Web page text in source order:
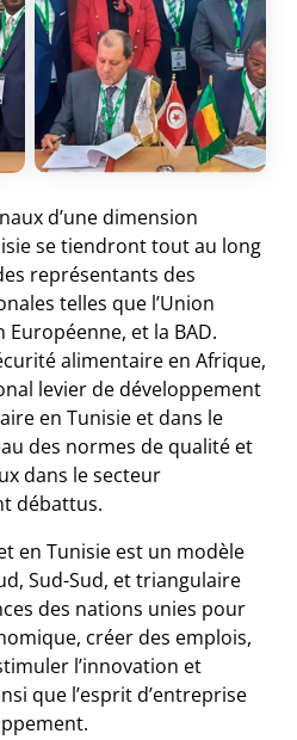
d’une dimension
se tiendront tout au long
représentants des
telles que l’Union
Européenne, et la BAD.
alimentaire en Afrique,
levier de développement
en Tunisie et dans le
des normes de qualité et
dans le secteur
débattus.
en Tunisie est un modèle
Sud-Sud, et triangulaire
des nations unies pour
créer des emplois,
l’innovation et
que l’esprit d’entreprise